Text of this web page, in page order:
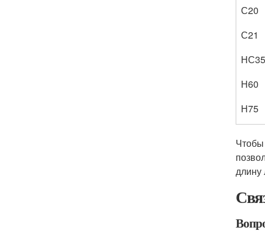
С20
С21
НС35
Н60
Н75
длину